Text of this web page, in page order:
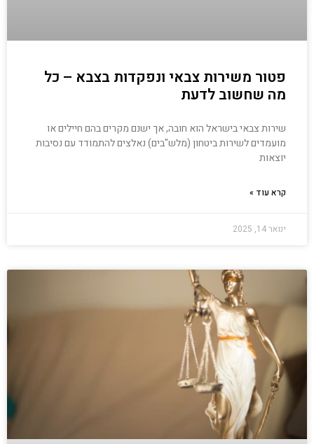
פטור משירות צבאי ונפקדות בצבא – כל
מה שחשוב לדעת
שירות צבאי בישראל הוא חובה, אך ישנם מקרים בהם חיילים או
מועמדים לשירות ביטחון (מלש"בים) נאלצים להתמודד עם נסיבות
יוצאות
קרא עוד »
ינואר 14, 2025